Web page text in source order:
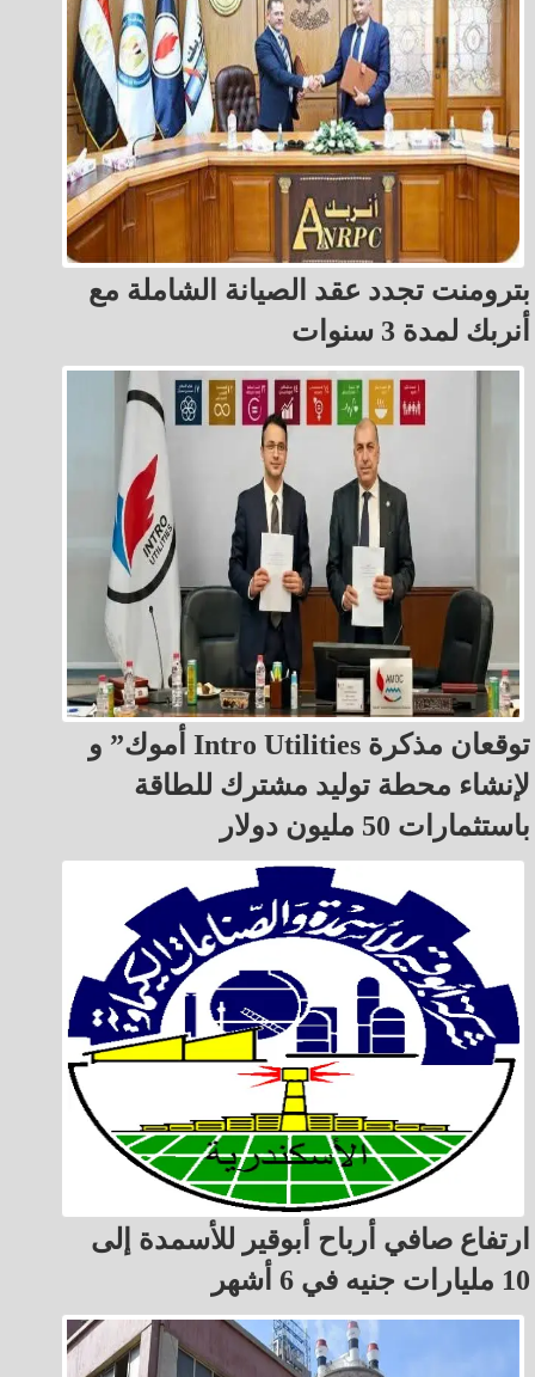
بترومنت تجدد عقد الصيانة الشاملة مع
أنربك لمدة 3 سنوات
أموك” و Intro Utilities توقعان مذكرة
لإنشاء محطة توليد مشترك للطاقة
باستثمارات 50 مليون دولار
ارتفاع صافي أرباح أبوقير للأسمدة إلى
10 مليارات جنيه في 6 أشهر